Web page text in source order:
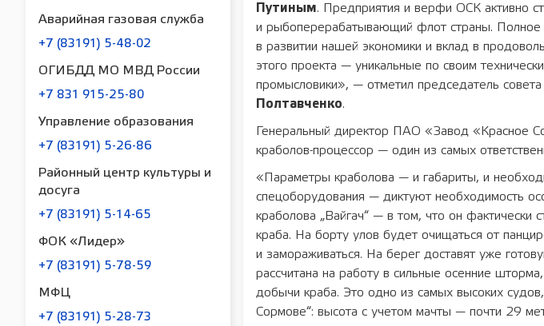
Аварийная газовая служба
+7 (83191) 5-48-02
ОГИБДД МО МВД России
+7 831 915-25-80
Управление образования
+7 (83191) 5-26-86
Районный центр культуры и
досуга
+7 (83191) 5-14-65
ФОК «Лидер»
+7 (83191) 5-78-59
МФЦ
+7 (83191) 5-28-73
Путиным. Предприятия и верфи ОСК активно
и рыбоперерабатывающий флот страны.
в развитии нашей экономики и вклад в
этого проекта — уникальные по своим
промысловики», — отметил председатель
Полтавченко.
Генеральный директор ПАО «Завод «Красное
краболов-процессор — один из самых
«Параметры краболова — и габариты, и
спецоборудования — диктуют необходимость
краболова „Вайгач“ — в том, что он фактически
краба. На борту улов будет очищаться от
и замораживаться. На берег доставят уже
рассчитана на работу в сильные осенние
добычи краба. Это одно из самых высоких
Сормове“: высота с учетом мачты — почти 29